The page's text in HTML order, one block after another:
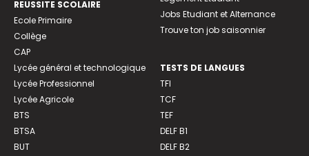
REUSSITE SCOLAIRE
Ecole Primaire
Collège
CAP
Lycée général et technologique
Lycée Professionnel
Lycée Agricole
BTS
BTSA
BUT
Jobs Etudiant et Alternance
Trouve ton job saisonnier
TESTS DE LANGUES
TFI
TCF
TEF
DELF B1
DELF B2